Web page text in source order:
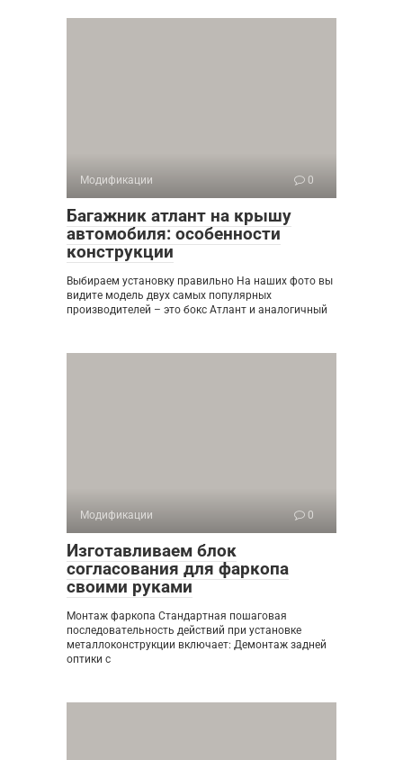
Модификации 0
Багажник атлант на крышу
автомобиля: особенности
конструкции
Выбираем установку правильно На наших фото вы
видите модель двух самых популярных
производителей – это бокс Атлант и аналогичный
Модификации 0
Изготавливаем блок
согласования для фаркопа
своими руками
Монтаж фаркопа Стандартная пошаговая
последовательность действий при установке
металлоконструкции включает: Демонтаж задней
оптики с